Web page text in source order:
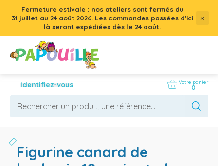
Fermeture estivale : nos ateliers sont fermés du
31 juillet au 24 août 2026. Les commandes passées d'ici
là seront expédiées dès le 24 août.
×
Identifiez-vous Votre panier
0
figurine canard de